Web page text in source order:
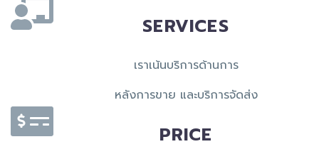
SERVICES
เราเน้นบริการด้านการ
หลังการขาย และบริการจัดส่ง
PRICE